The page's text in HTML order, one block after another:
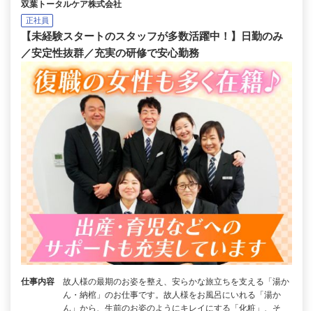
双葉トータルケア株式会社
正社員
【未経験スタートのスタッフが多数活躍中！】日勤のみ
／安定性抜群／充実の研修で安心勤務
仕事内容
故人様の最期のお姿を整え、安らかな旅立ちを支える「湯か
ん・納棺」のお仕事です。故人様をお風呂にいれる「湯か
ん」から、生前のお姿のようにキレイにする「化粧」、そ